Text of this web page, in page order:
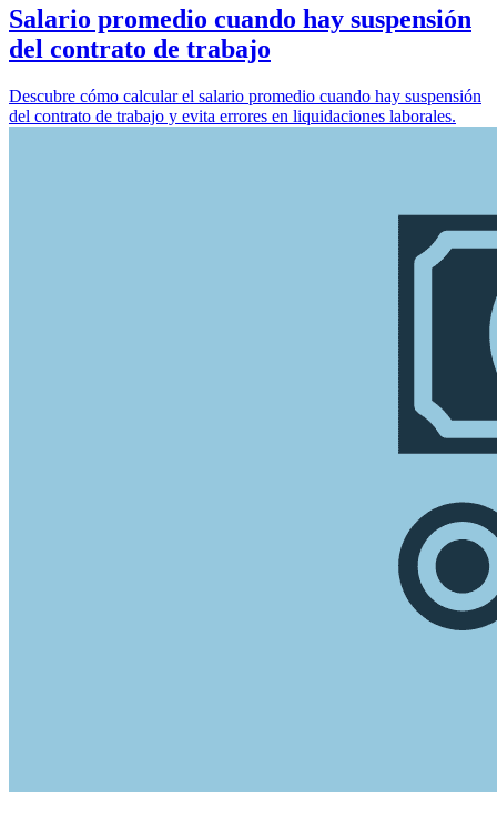
Salario promedio cuando hay suspensión
del contrato de trabajo
Descubre cómo calcular el salario promedio cuando hay suspensión
del contrato de trabajo y evita errores en liquidaciones laborales.